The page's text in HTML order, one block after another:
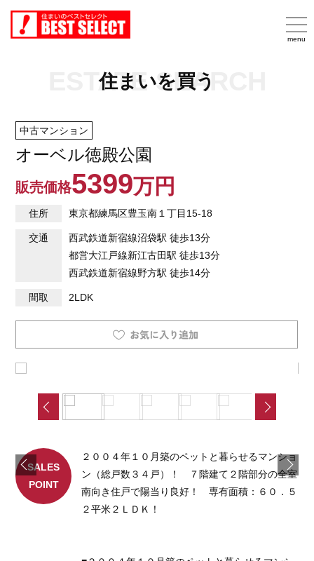
住まいを買う
ESTATE SEARCH
中古マンション
オーベル徳殿公園
販売価格5399万円
住所 東京都練馬区豊玉南１丁目15-18
交通 西武鉄道新宿線沼袋駅 徒歩13分
都営大江戸線新江古田駅 徒歩13分
西武鉄道新宿線野方駅 徒歩14分
間取 2LDK
SALES
POINT
２００４年１０月築のペットと暮らせるマンショ
ン（総戸数３４戸）！ ７階建て２階部分の全室
南向き住戸で陽当り良好！ 専有面積：６０．５
２平米２ＬＤＫ！